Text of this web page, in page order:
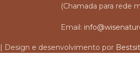
(Chamada para rede
Email:
Design e desenvolvimento por